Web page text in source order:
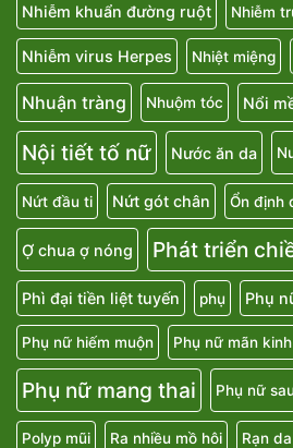
Nhiễm khuẩn đường ruột Nhiễm
Nhiễm virus Herpes Nhiệt miệng
Nhuận tràng Nhuộm tóc Nổi
Nội tiết tố nữ Nước ăn da
Nứt đầu ti Nứt gót chân Ổn định
Ợ chua ợ nóng Phát triển
Phì đại tiền liệt tuyến phụ Phụ
Phụ nữ hiếm muộn Phụ nữ mãn kinh
Phụ nữ mang thai Phụ nữ
Polyp mũi Ra nhiều mồ hôi Rạn da